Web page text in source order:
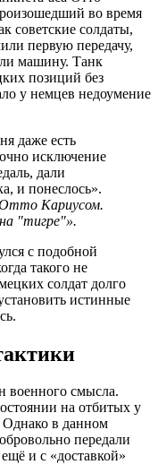
во время
советские солдаты,
первую передачу,
машину. Танк
позиций без
у немцев недоумение
даже есть
исключение
дали
и понеслось».
Кариусом.
"тигре"».
с подобной
такого не
солдат долго
истинные
военного смысла.
на отбитых у
в данном
передали
и с «доставкой»